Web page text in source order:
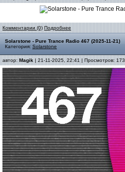
Комментарии (0) Подробнее
Solarstone - Pure Trance Radio 467 (2025-11-21)
Категория: Solarstone
автор: Magik | 21-11-2025, 22:41 | Просмотров: 173